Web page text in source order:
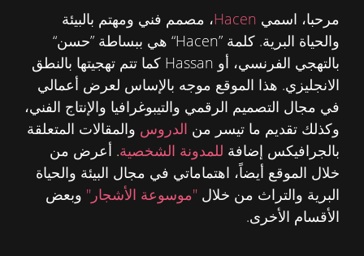
مرحبا، اسمي Hacen، مصمم فني ومهتم بالبيئة
والحياة البرية. كلمة ”Hacen“ هي ببساطة ”حسن“
بالتهجي الفرنسي، أو Hassan كما تتم تهجيتها بالنطق
الانجليزي. هذا الموقع موجه بالإساس لعرض أعمالي
في مجال التصميم الرقمي والتيبوغرافيا والإنتاج الفني،
وكذلك تقديم ما تيسر من الدروس والمقالات المتعلقة
بالجرافيكس إضافة للمدونة الشخصية. أعرض من
خلال الموقع أيضاً، اهتماماتي في مجال البيئة والحياة
البرية والتراث من خلال "موسوعة الأشجار" وبعض
الأقسام الأخرى.